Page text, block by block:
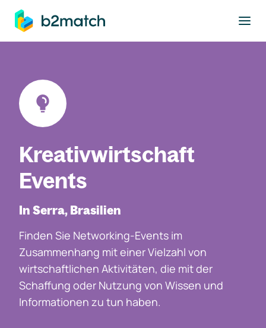
springen
Kreativwirtschaft
Events
In Serra, Brasilien
Finden Sie Networking-Events im
Zusammenhang mit einer Vielzahl von
wirtschaftlichen Aktivitäten, die mit der
Schaffung oder Nutzung von Wissen und
Informationen zu tun haben.